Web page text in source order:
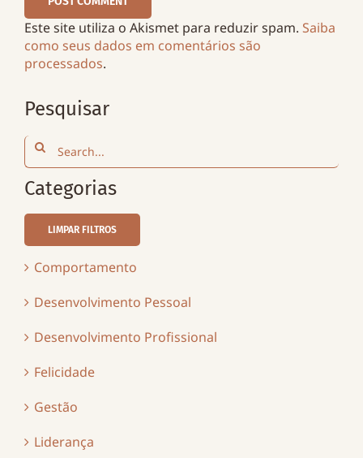
Este site utiliza o Akismet para reduzir spam. Saiba
como seus dados em comentários são
processados.
Pesquisar
Search
for:
Categorias
LIMPAR FILTROS
Comportamento
Desenvolvimento Pessoal
Desenvolvimento Profissional
Felicidade
Gestão
Liderança